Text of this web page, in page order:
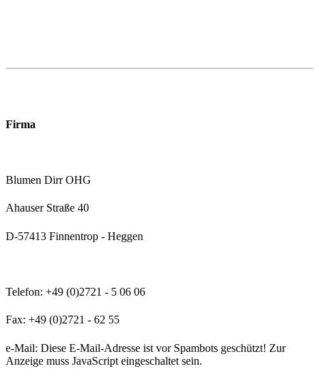
Firma
Blumen Dirr OHG
Ahauser Straße 40
D-57413 Finnentrop - Heggen
Telefon: +49 (0)2721 - 5 06 06
Fax: +49 (0)2721 - 62 55
e-Mail: Diese E-Mail-Adresse ist vor Spambots geschützt! Zur
Anzeige muss JavaScript eingeschaltet sein.